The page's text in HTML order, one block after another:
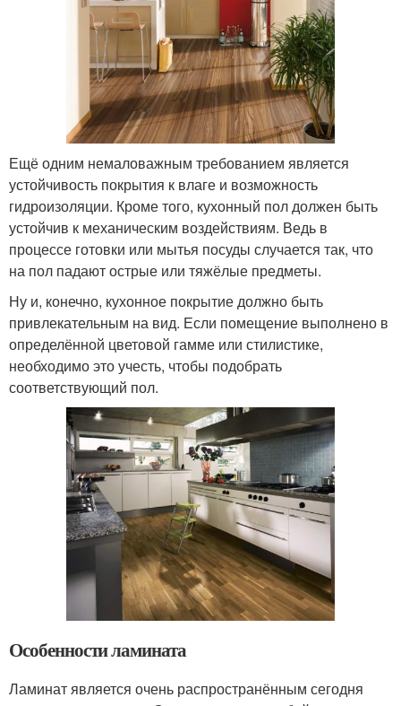
Ещё одним немаловажным требованием является
устойчивость покрытия к влаге и возможность
гидроизоляции. Кроме того, кухонный пол должен быть
устойчив к механическим воздействиям. Ведь в
процессе готовки или мытья посуды случается так, что
на пол падают острые или тяжёлые предметы.
Ну и, конечно, кухонное покрытие должно быть
привлекательным на вид. Если помещение выполнено в
определённой цветовой гамме или стилистике,
необходимо это учесть, чтобы подобрать
соответствующий пол.
Особенности ламината
Ламинат является очень распространённым сегодня